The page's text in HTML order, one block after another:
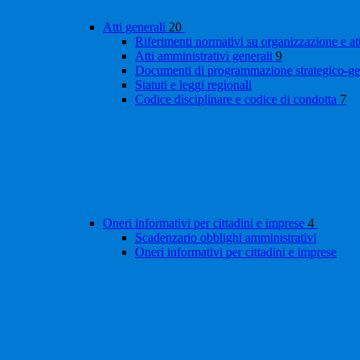
Atti generali 20
Riferimenti normativi su organizzazione e
Atti amministrativi generali 9
Documenti di programmazione strategico-
Statuti e leggi regionali
Codice disciplinare e codice di condotta 7
Oneri informativi per cittadini e imprese 4
Scadenzario obblighi amministrativi
Oneri informativi per cittadini e imprese